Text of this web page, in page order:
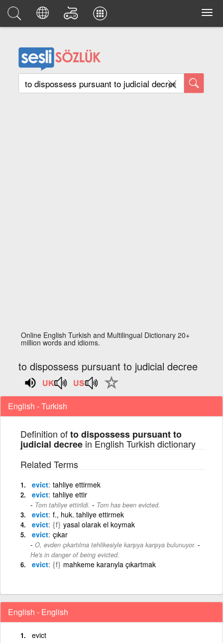
Online English Turkish and Multilingual Dictionary 20+
million words and idioms.
to dispossess pursuant to judicial decree
English - Turkish
Definition ofto dispossess pursuant to
judicial decree in English Turkish dictionary
Related Terms
evict tahliye ettirmek
evict tahliye ettir
Tom tahliye ettirildi. - Tom has been evicted.
evict f., huk. tahliye ettirmek
evict {f} yasal olarak el koymak
evict çıkar
O, evden çıkartılma tehlikesiyle karşıya karşıya bulunuyor. -
He's in danger of being evicted.
evict {f} mahkeme kararıyla çıkartmak
English - English
evict